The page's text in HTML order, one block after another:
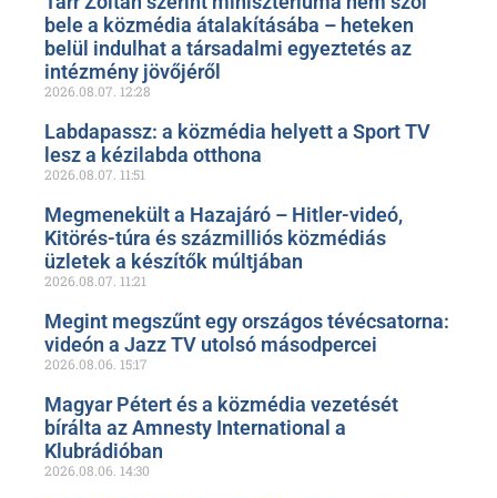
bele a közmédia átalakításába – heteken
belül indulhat a társadalmi egyeztetés az
intézmény jövőjéről
2026.08.07. 12:28
Labdapassz: a közmédia helyett a Sport TV
lesz a kézilabda otthona
2026.08.07. 11:51
Megmenekült a Hazajáró – Hitler-videó,
Kitörés-túra és százmilliós közmédiás
üzletek a készítők múltjában
2026.08.07. 11:21
Megint megszűnt egy országos tévécsatorna:
videón a Jazz TV utolsó másodpercei
2026.08.06. 15:17
Magyar Pétert és a közmédia vezetését
bírálta az Amnesty International a
Klubrádióban
2026.08.06. 14:30